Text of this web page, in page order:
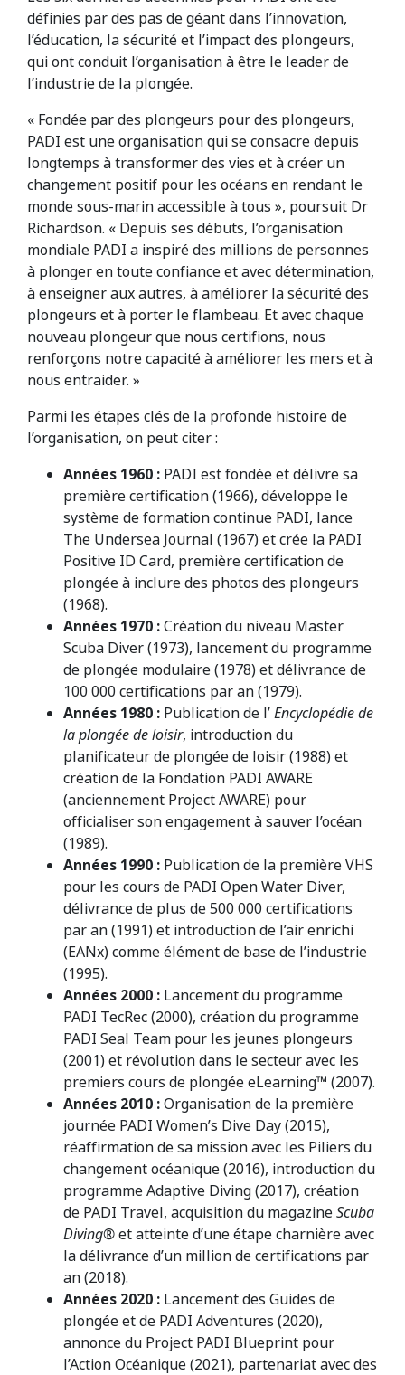
définies par des pas de géant dans l’innovation,
l’éducation, la sécurité et l’impact des plongeurs,
qui ont conduit l’organisation à être le leader de
l’industrie de la plongée.
« Fondée par des plongeurs pour des plongeurs,
PADI est une organisation qui se consacre depuis
longtemps à transformer des vies et à créer un
changement positif pour les océans en rendant le
monde sous-marin accessible à tous », poursuit Dr
Richardson. « Depuis ses débuts, l’organisation
mondiale PADI a inspiré des millions de personnes
à plonger en toute confiance et avec détermination,
à enseigner aux autres, à améliorer la sécurité des
plongeurs et à porter le flambeau. Et avec chaque
nouveau plongeur que nous certifions, nous
renforçons notre capacité à améliorer les mers et à
nous entraider. »
Parmi les étapes clés de la profonde histoire de
l’organisation, on peut citer :
Années 1960 : PADI est fondée et délivre sa
première certification (1966), développe le
système de formation continue PADI, lance
The Undersea Journal (1967) et crée la PADI
Positive ID Card, première certification de
plongée à inclure des photos des plongeurs
(1968).
Années 1970 :Création du niveau Master
Scuba Diver (1973), lancement du programme
de plongée modulaire (1978) et délivrance de
100 000 certifications par an (1979).
Années 1980 : Publication de l’Encyclopédie de
la plongée de loisir, introduction du
planificateur de plongée de loisir (1988) et
création de la Fondation PADI AWARE
(anciennement Project AWARE) pour
officialiser son engagement à sauver l’océan
(1989).
Années 1990 : Publication de la première VHS
pour les cours de PADI Open Water Diver,
délivrance de plus de 500 000 certifications
par an (1991) et introduction de l’air enrichi
(EANx) comme élément de base de l’industrie
(1995).
Années 2000 : Lancement du programme
PADI TecRec (2000), création du programme
PADI Seal Team pour les jeunes plongeurs
(2001) et révolution dans le secteur avec les
premiers cours de plongée eLearning™ (2007).
Années 2010 :Organisation de la première
journée PADI Women’s Dive Day (2015),
réaffirmation de sa mission avec les Piliers du
changement océanique (2016), introduction du
programme Adaptive Diving (2017), création
de PADI Travel, acquisition du magazineScuba
Diving®et atteinte d’une étape charnière avec
la délivrance d’un million de certifications par
an (2018).
Années 2020 : Lancement des Guides de
plongée et de PADI Adventures (2020),
annonce du Project PADI Blueprint pour
l’Action Océanique (2021), partenariat avec des